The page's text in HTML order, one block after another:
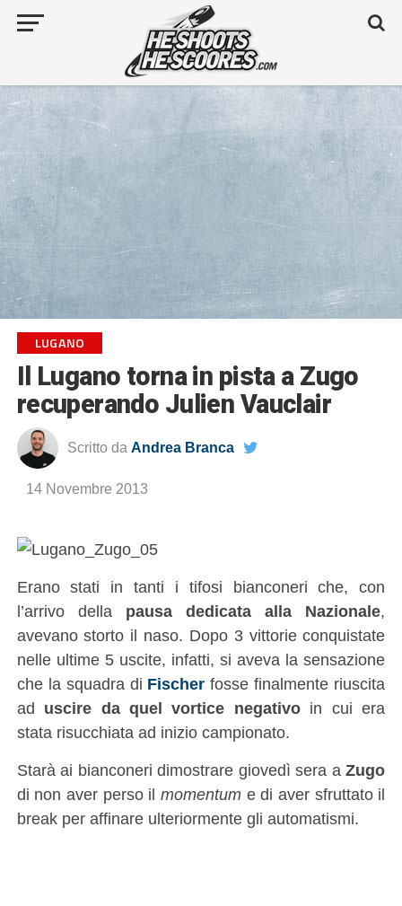
LUGANO
Il Lugano torna in pista a Zugo
recuperando Julien Vauclair
Scritto da Andrea Branca
14 Novembre 2013
Erano stati in tanti i tifosi bianconeri che, con
l’arrivo della pausa dedicata alla Nazionale,
avevano storto il naso. Dopo 3 vittorie conquistate
nelle ultime 5 uscite, infatti, si aveva la sensazione
che la squadra di Fischer fosse finalmente riuscita
ad uscire da quel vortice negativoin cui era
stata risucchiata ad inizio campionato.
Starà ai bianconeri dimostrare giovedì sera aZugo
di non aver perso il momentum e di aver sfruttato il
break per affinare ulteriormente gli automatismi.